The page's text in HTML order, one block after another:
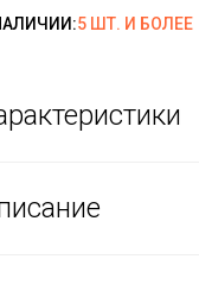
5 ШТ. И БОЛЕЕ